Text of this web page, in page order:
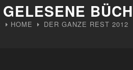
HOME DER GANZE REST 2012